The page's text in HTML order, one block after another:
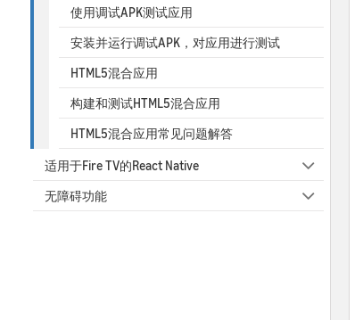
使用调试APK测试应用
安装并运行调试APK，对应用进行测试
HTML5混合应用
构建和测试HTML5混合应用
HTML5混合应用常见问题解答
适用于Fire TV的React Native
无障碍功能